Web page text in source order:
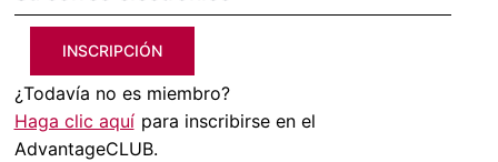
INSCRIPCIÓN
¿Todavía no es miembro?
Haga clic aquí para inscribirse en el
AdvantageCLUB.